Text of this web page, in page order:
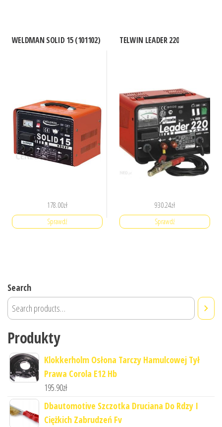
WELDMAN SOLID 15 (101102)
178.00zł
Sprawdź
TELWIN LEADER 220
930.24zł
Sprawdź
Search
Produkty
Klokkerholm Osłona Tarczy Hamulcowej Tył
Prawa Corola E12 Hb
195.90zł
Dbautomotive Szczotka Druciana Do Rdzy I
Ciężkich Zabrudzeń Fv